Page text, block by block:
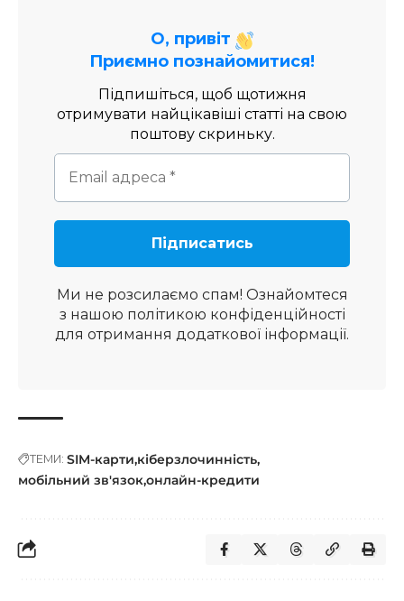
О, привіт
Приємно познайомитися!
Підпишіться, щоб щотижня
отримувати найцікавіші статті на свою
поштову скриньку.
Ми не розсилаємо спам! Ознайомтеся
з нашою політикою конфіденційності
для отримання додаткової інформації.
ТЕМИ: SIM-карти кіберзлочинність
мобільний зв'язоконлайн-кредити